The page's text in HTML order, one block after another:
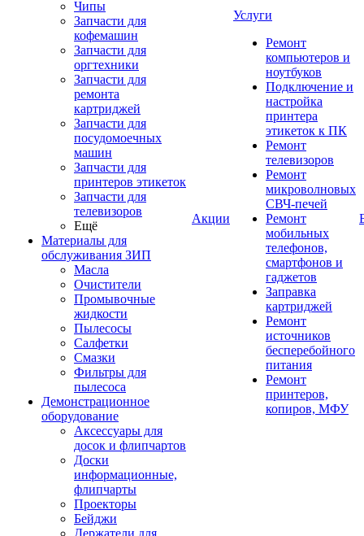
Чипы
Запчасти для
кофемашин
Запчасти для
оргтехники
Запчасти для
ремонта
картриджей
Запчасти для
посудомоечных
машин
Запчасти для
принтеров этикеток
Запчасти для
телевизоров
Ещё
Материалы для
обслуживания ЗИП
Масла
Очистители
Промывочные
жидкости
Пылесосы
Салфетки
Смазки
Фильтры для
пылесоса
Демонстрационное
оборудование
Аксессуары для
досок и флипчартов
Доски
информационные,
флипчарты
Проекторы
Бейджи
Держатели для
Акции
Услуги
Ремонт
компьютеров и
ноутбуков
Подключение и
настройка
принтера
этикеток к ПК
Ремонт
телевизоров
Ремонт
микроволновых
СВЧ-печей
Ремонт
мобильных
телефонов,
смартфонов и
гаджетов
Заправка
картриджей
Ремонт
источников
бесперебойного
питания
Ремонт
принтеров,
копиров, МФУ